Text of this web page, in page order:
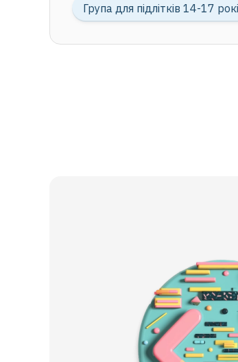
Група для підлітків 14-17